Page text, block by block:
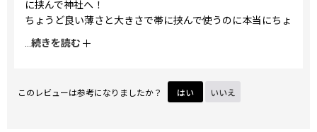
に挟んで神社へ！
ちょうど良い薄さと大きさで帯に挟んで使うのに本当にちょ
うど良い！
がま口もスムーズで大変気に入ってます！
...続きを読む
このレビューは参考になりましたか？ はい いいえ